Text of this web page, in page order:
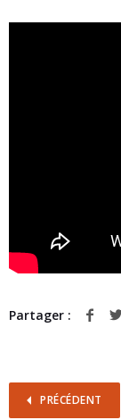
Partager :
PRÉCÉDENT